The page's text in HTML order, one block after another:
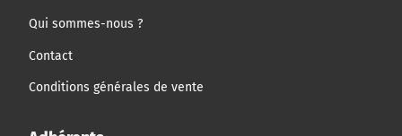
Qui sommes-nous ?
Contact
Conditions générales de vente